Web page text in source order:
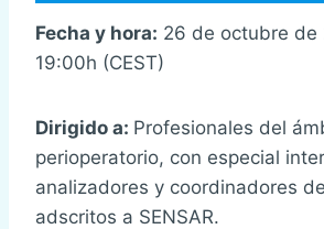
Fecha y hora: 26 de octubre de
19:00h (CEST)
Dirigido a: Profesionales del
perioperatorio, con especial
analizadores y coordinadores
adscritos a SENSAR.